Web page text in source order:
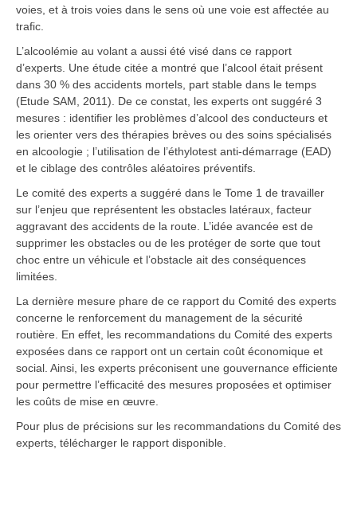
voies, et à trois voies dans le sens où une voie est affectée au
trafic.
L’alcoolémie au volant a aussi été visé dans ce rapport
d’experts. Une étude citée a montré que l’alcool était présent
dans 30 % des accidents mortels, part stable dans le temps
(Etude SAM, 2011). De ce constat, les experts ont suggéré 3
mesures : identifier les problèmes d’alcool des conducteurs et
les orienter vers des thérapies brèves ou des soins spécialisés
en alcoologie ; l’utilisation de l’éthylotest anti-démarrage (EAD)
et le ciblage des contrôles aléatoires préventifs.
Le comité des experts a suggéré dans le Tome 1 de travailler
sur l’enjeu que représentent les obstacles latéraux, facteur
aggravant des accidents de la route. L’idée avancée est de
supprimer les obstacles ou de les protéger de sorte que tout
choc entre un véhicule et l’obstacle ait des conséquences
limitées.
La dernière mesure phare de ce rapport du Comité des experts
concerne le renforcement du management de la sécurité
routière. En effet, les recommandations du Comité des experts
exposées dans ce rapport ont un certain coût économique et
social. Ainsi, les experts préconisent une gouvernance efficiente
pour permettre l’efficacité des mesures proposées et optimiser
les coûts de mise en œuvre.
Pour plus de précisions sur les recommandations du Comité des
experts, télécharger le rapport disponible.